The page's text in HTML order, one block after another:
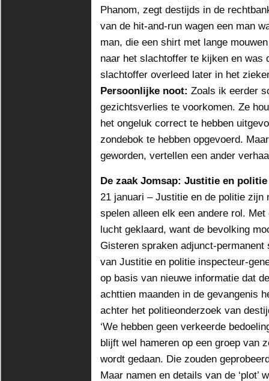
Phanom, zegt destijds in de
van de hit-and-run wagen een man
man, die een shirt met lange
naar het slachtoffer te kijken en was
slachtoffer overleed later in het
Persoonlijke noot: Zoals ik eerder
gezichtsverlies te voorkomen. Ze
het ongeluk correct te hebben
zondebok te hebben opgevoerd.
geworden, vertellen een ander
De zaak Jomsap: Justitie en
21 januari – Justitie en de politie
spelen alleen elk een andere rol.
lucht geklaard, want de bevolking
Gisteren spraken adjunct-
van Justitie en politie inspecteur-
op basis van nieuwe informatie dat
achttien maanden in de gevangenis
achter het politieonderzoek van
‘We hebben geen verkeerde
blijft wel hameren op een groep van
wordt gedaan. Die zouden
Maar namen en details van de ‘plot’